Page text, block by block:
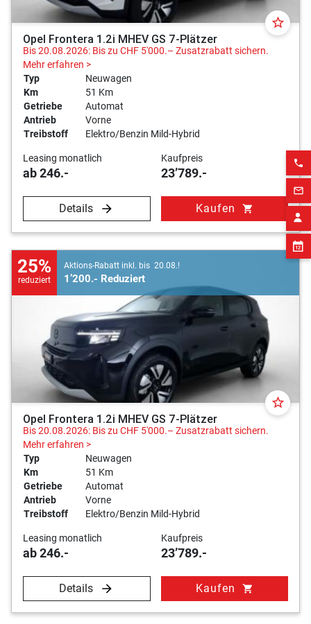
phone
mail_outline
star_border
Opel Frontera 1.2i MHEV GS 7-Plätzer
Bis 20.08.2026: Bis zu CHF 5'000.– Zusatzrabatt sichern.
Mehr erfahren >
Typ
Neuwagen
Km
51 Km
Getriebe
Automat
Antrieb
Vorne
Treibstoff
Elektro/Benzin Mild-Hybrid
Leasing monatlich
ab 246.-
Kaufpreis
23’789.-
Details Kaufen shopping_cart
25%
reduziert
Aktions-Rabatt inkl. bis 20.08.!
1’200.- Reduziert
star_border
Opel Frontera 1.2i MHEV GS 7-Plätzer
Bis 20.08.2026: Bis zu CHF 5'000.– Zusatzrabatt sichern.
Mehr erfahren >
Typ
Neuwagen
Km
51 Km
Getriebe
Automat
Antrieb
Vorne
Treibstoff
Elektro/Benzin Mild-Hybrid
Leasing monatlich
ab 246.-
Kaufpreis
23’789.-
Details Kaufen shopping_cart